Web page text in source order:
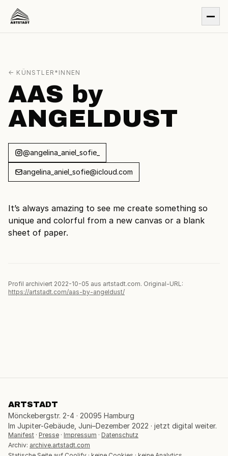
← KÜNSTLER*INNEN
AAS by
ANGELDUST
@angelina_aniel_sofie_
angelina_aniel_sofie@icloud.com
It’s always amazing to see me create something so
unique and colorful from a new canvas or a blank
sheet of paper.
Profil archiviert 2022-10-05 aus artstadt.com. Original-URL:
https://artstadt.com/aas-by-angeldust/
ARTSTADT
Mönckebergstr. 2-4 · 20095 Hamburg
Im Jupiter-Gebäude, Juni–Dezember 2022 · jetzt digital weiter.
Manifest · Presse · Impressum · Datenschutz
Archiv: archive.artstadt.com